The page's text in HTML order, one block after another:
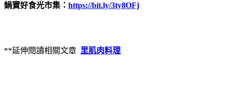
鍋寶好食光市集： https://bit.ly/3ty8OFj
**延伸閱讀相關文章 里肌肉料理